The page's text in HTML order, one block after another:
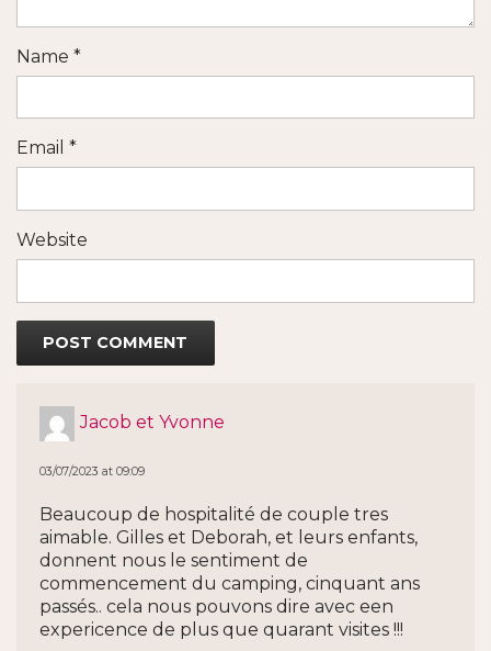
Jacob et Yvonne
03/07/2023 at 09:09
Beaucoup de hospitalité de couple tres
aimable. Gilles et Deborah, et leurs enfants,
donnent nous le sentiment de
commencement du camping, cinquant ans
passés.. cela nous pouvons dire avec een
expericence de plus que quarant visites !!!
Name *
Email *
Website